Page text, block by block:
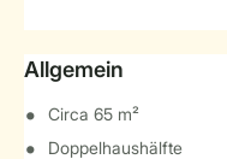
Allgemein
Circa 65 m²
Doppelhaushälfte